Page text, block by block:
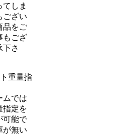
しま
ござい
品をご
もござ
下さ
重量指
ムでは
指定を
可能で
が無い